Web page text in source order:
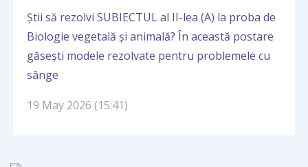
Știi să rezolvi SUBIECTUL al II-lea (A) la proba de
Biologie vegetală și animală? În această postare
găsești modele rezolvate pentru problemele cu
sânge
19 May 2026 (15:41)